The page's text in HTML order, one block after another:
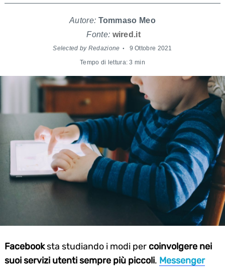
Autore: Tommaso Meo
Fonte: wired.it
Selected by Redazione 9 Ottobre 2021
Tempo di lettura: 3 min
Facebooksta studiando i modi per coinvolgere nei
suoi servizi utenti sempre più piccoli. Messenger